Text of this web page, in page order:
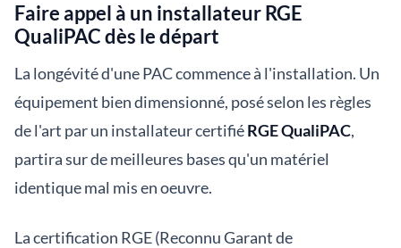
Faire appel à un installateur RGE
QualiPAC dès le départ
La longévité d'une PAC commence à l'installation. Un
équipement bien dimensionné, posé selon les règles
de l'art par un installateur certifiéRGE QualiPAC,
partira sur de meilleures bases qu'un matériel
identique mal mis en oeuvre.
La certification RGE (Reconnu Garant de